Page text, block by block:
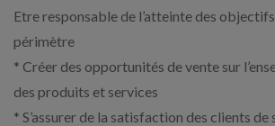
Etre responsable de l’atteinte des
périmètre
* Créer des opportunités de vente sur
des produits et services
* S’assurer de la satisfaction des clients de